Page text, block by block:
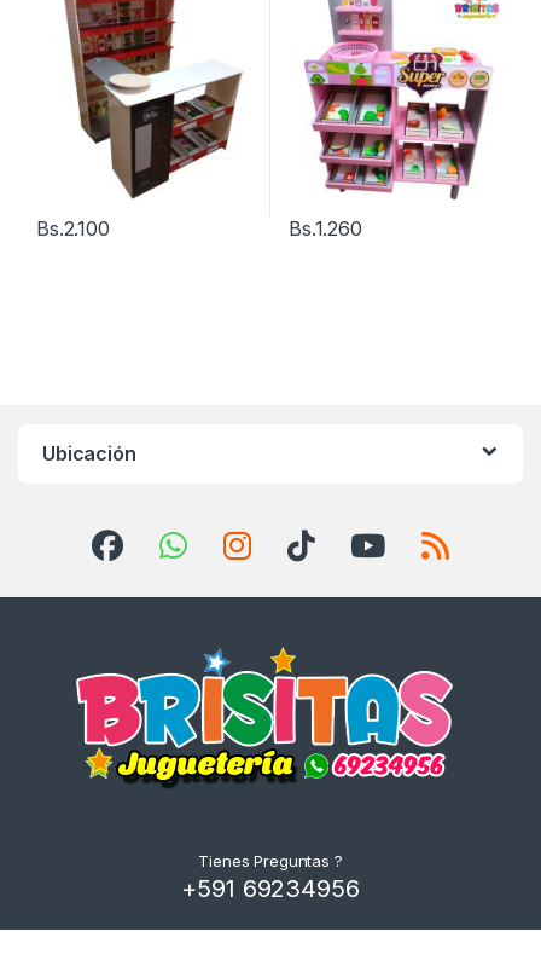
Bs.2.100 Bs.1.260
Ubicación
Tienes Preguntas ?
+591 69234956